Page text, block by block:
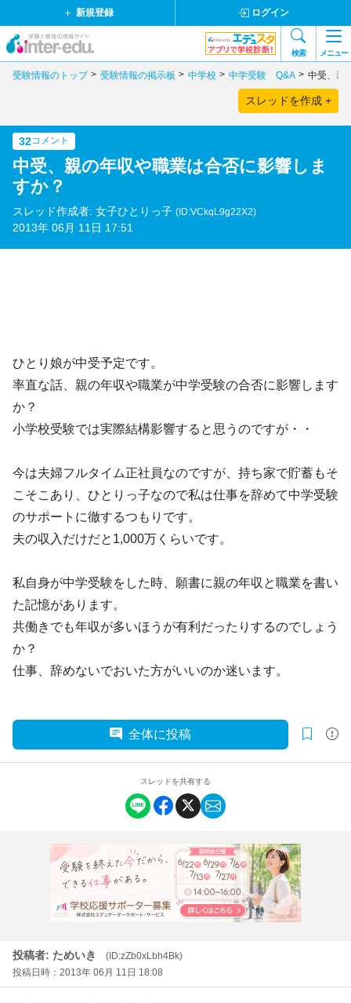
新規登録 ログイン
検索 メニュー
受験情報のトップ 受験情報の掲示板 中学校 中学受験 Q&A 中受、親
スレッドを作成 +
32コメント
中受、親の年収や職業は合否に影響しま
すか？
スレッド作成者: 女子ひとりっ子 (ID:VCkqL9g22X2)
2013年 06月 11日 17:51
ひとり娘が中受予定です。
率直な話、親の年収や職業が中学受験の合否に影響します
か？
小学校受験では実際結構影響すると思うのですが・・
今は夫婦フルタイム正社員なのですが、持ち家で貯蓄もそ
こそこあり、ひとりっ子なので私は仕事を辞めて中学受験
のサポートに徹するつもりです。
夫の収入だけだと1,000万くらいです。
私自身が中学受験をした時、願書に親の年収と職業を書い
た記憶があります。
共働きでも年収が多いほうが有利だったりするのでしょう
か？
仕事、辞めないでおいた方がいいのか迷います。
全体に投稿
スレッドを共有する
投稿者: ためいき
(ID:zZb0xLbh4Bk)
投稿日時：2013年 06月 11日 18:08